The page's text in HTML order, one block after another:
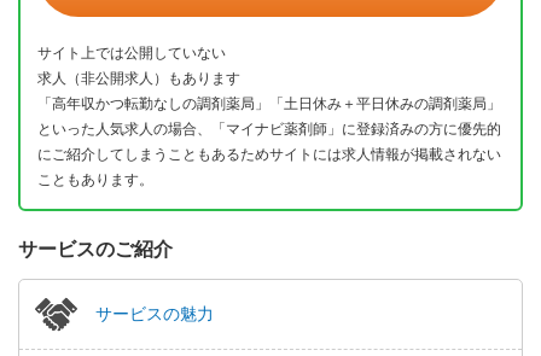
サイト上では公開していない
求人（非公開求人）もあります
「高年収かつ転勤なしの調剤薬局」「土日休み＋平日休みの調剤薬局」
といった人気求人の場合、「マイナビ薬剤師」に登録済みの方に優先的
にご紹介してしまうこともあるためサイトには求人情報が掲載されない
こともあります。
サービスのご紹介
サービスの魅力